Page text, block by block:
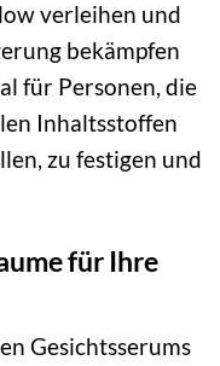
verleihen und
bekämpfen
für Personen, die
Inhaltsstoffen
zu festigen und
für Ihre
Gesichtsserums